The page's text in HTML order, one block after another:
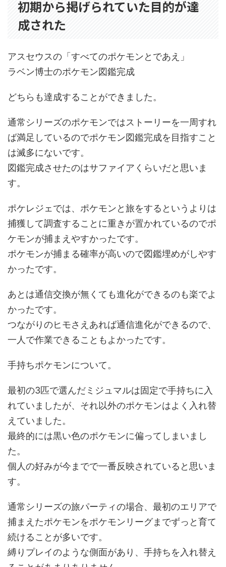
初期から掲げられていた目的が達
成された
アスセウスの「すべてのポケモンとであえ」
ラベン博士のポケモン図鑑完成
どちらも達成することができました。
通常シリーズのポケモンではストーリーを一周すれ
ば満足しているのでポケモン図鑑完成を目指すこと
は滅多にないです。
図鑑完成させたのはサファイアくらいだと思いま
す。
ポケレジェでは、ポケモンと旅をするというよりは
捕獲して調査することに重きが置かれているのでポ
ケモンが捕まえやすかったです。
ポケモンが捕まる確率が高いので図鑑埋めがしやす
かったです。
あとは通信交換が無くても進化ができるのも楽でよ
かったです。
つながりのヒモさえあれば通信進化ができるので、
一人で作業できることもよかったです。
手持ちポケモンについて。
最初の3匹で選んだミジュマルは固定で手持ちに入
れていましたが、それ以外のポケモンはよく入れ替
えていました。
最終的には黒い色のポケモンに偏ってしまいまし
た。
個人の好みが今までで一番反映されていると思いま
す。
通常シリーズの旅パーティの場合、最初のエリアで
捕まえたポケモンをポケモンリーグまでずっと育て
続けることが多いです。
縛りプレイのような側面があり、手持ちを入れ替え